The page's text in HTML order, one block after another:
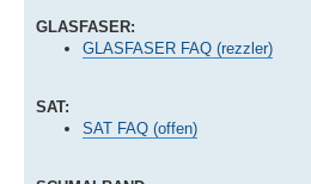
GLASFASER:
GLASFASER FAQ (rezzler)
SAT:
SAT FAQ (offen)